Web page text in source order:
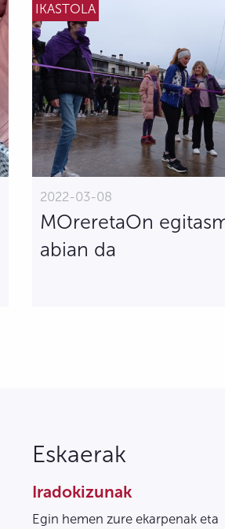
IKASTOLA
2022-03-08
MOreretaOn
abian da
Eskaerak
Iradokizunak
Egin hemen zure ekarpenak eta